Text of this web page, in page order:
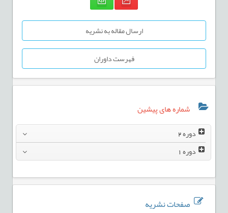
ارسال مقاله به نشریه
فهرست داوران
شماره های پیشین
دوره2
دوره1
صفحات نشریه